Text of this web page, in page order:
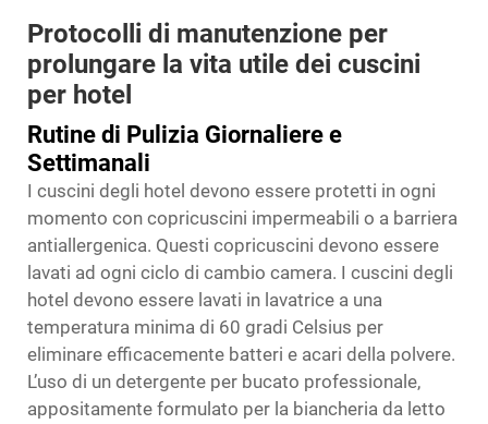
Protocolli di manutenzione per
prolungare la vita utile dei cuscini
per hotel
Rutine di Pulizia Giornaliere e
Settimanali
I cuscini degli hotel devono essere protetti in ogni
momento con copricuscini impermeabili o a barriera
antiallergenica. Questi copricuscini devono essere
lavati ad ogni ciclo di cambio camera. I cuscini degli
hotel devono essere lavati in lavatrice a una
temperatura minima di 60 gradi Celsius per
eliminare efficacemente batteri e acari della polvere.
L’uso di un detergente per bucato professionale,
appositamente formulato per la biancheria da letto